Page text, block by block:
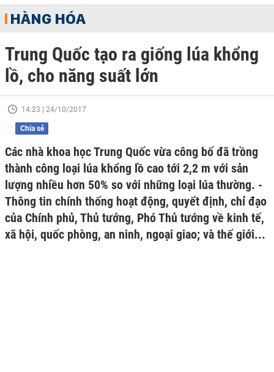
HÀNG HÓA
Trung Quốc tạo ra giống lúa khổng
lồ, cho năng suất lớn
14:23 | 24/10/2017
Chia sẻ
Các nhà khoa học Trung Quốc vừa công bố đã trồng
thành công loại lúa khổng lồ cao tới 2,2 m với sản
lượng nhiều hơn 50% so với những loại lúa thường. -
Thông tin chính thống hoạt động, quyết định, chỉ đạo
của Chính phủ, Thủ tướng, Phó Thủ tướng về kinh tế,
xã hội, quốc phòng, an ninh, ngoại giao; và thế giới...